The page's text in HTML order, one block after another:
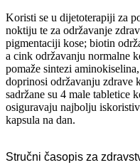
Koristi se u dijetoterapiji za
noktiju te za održavanje
pigmentaciji kose; biotin
a cink održavanju normalne
pomaže sintezi
doprinosi održavanju zdrave
sadržane su 4 male tabletice
osiguravaju najbolju
kapsula na dan.
Stručni časopis za